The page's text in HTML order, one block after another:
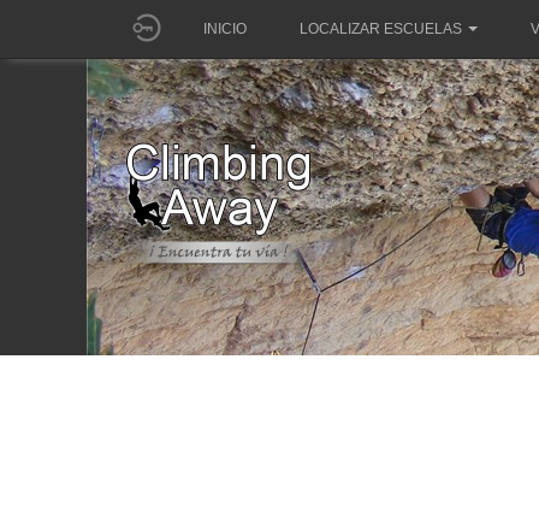
INICIO LOCALIZAR ESCUELAS